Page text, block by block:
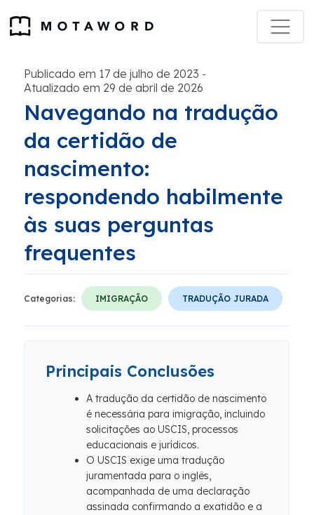
Publicado em 17 de julho de 2023 -
Atualizado em 29 de abril de 2026
Navegando na tradução
da certidão de
nascimento:
respondendo habilmente
às suas perguntas
frequentes
Categorias: IMIGRAÇÃO TRADUÇÃO JURADA
Principais Conclusões
A tradução da certidão de nascimento
é necessária para imigração, incluindo
solicitações ao USCIS, processos
educacionais e jurídicos.
O USCIS exige uma tradução
juramentada para o inglês,
acompanhada de uma declaração
assinada confirmando a exatidão e a